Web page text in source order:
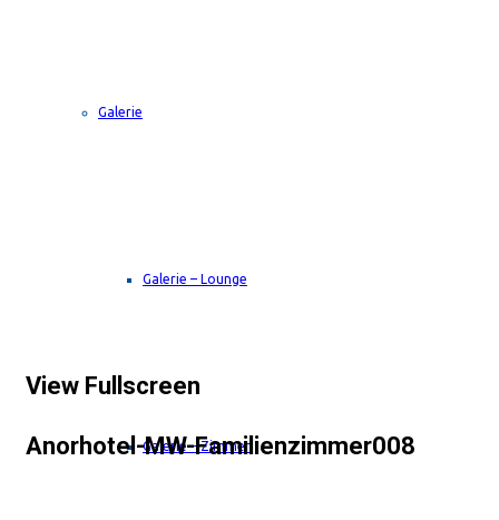
Galerie
Galerie – Lounge
Galerie – Zimmer
View Fullscreen
Anorhotel-MW-Familienzimmer008